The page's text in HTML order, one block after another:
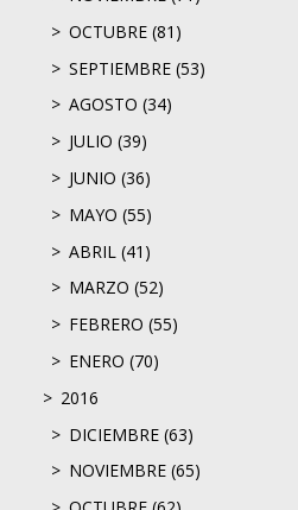
OCTUBRE (81)
SEPTIEMBRE (53)
AGOSTO (34)
JULIO (39)
JUNIO (36)
MAYO (55)
ABRIL (41)
MARZO (52)
FEBRERO (55)
ENERO (70)
2016
DICIEMBRE (63)
NOVIEMBRE (65)